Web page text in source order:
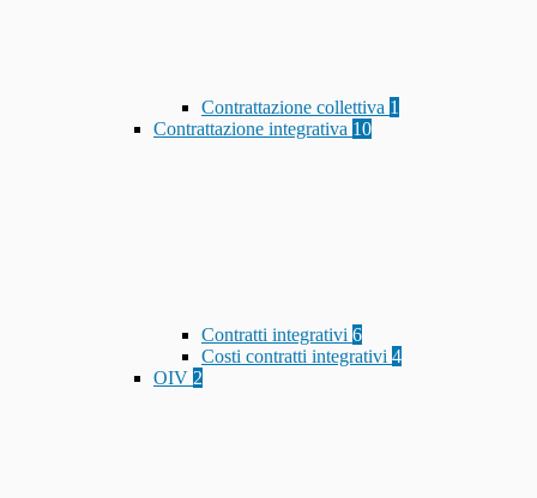
Contrattazione collettiva 1
Contrattazione integrativa 10
Contratti integrativi 6
Costi contratti integrativi 4
OIV 2